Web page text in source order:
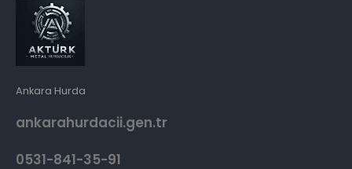
Ankara Hurda
ankarahurdacii.gen.tr
0531-841-35-91